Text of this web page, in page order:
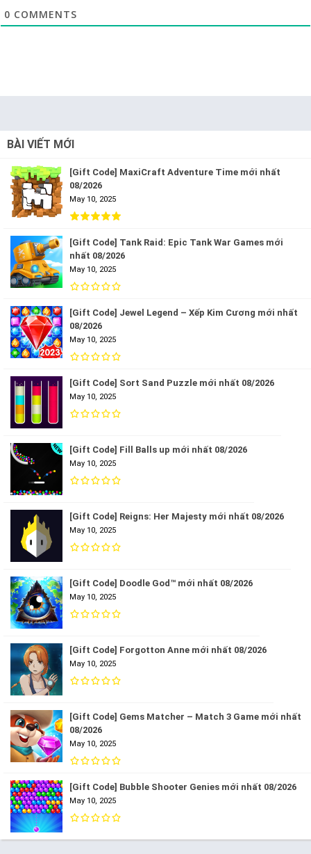
0 COMMENTS
BÀI VIẾT MỚI
[Gift Code] MaxiCraft Adventure Time mới nhất
08/2026
May 10, 2025
[Gift Code] Tank Raid: Epic Tank War Games mới
nhất 08/2026
May 10, 2025
[Gift Code] Jewel Legend – Xếp Kim Cương mới nhất
08/2026
May 10, 2025
[Gift Code] Sort Sand Puzzle mới nhất 08/2026
May 10, 2025
[Gift Code] Fill Balls up mới nhất 08/2026
May 10, 2025
[Gift Code] Reigns: Her Majesty mới nhất 08/2026
May 10, 2025
[Gift Code] Doodle God™ mới nhất 08/2026
May 10, 2025
[Gift Code] Forgotton Anne mới nhất 08/2026
May 10, 2025
[Gift Code] Gems Matcher – Match 3 Game mới nhất
08/2026
May 10, 2025
[Gift Code] Bubble Shooter Genies mới nhất 08/2026
May 10, 2025